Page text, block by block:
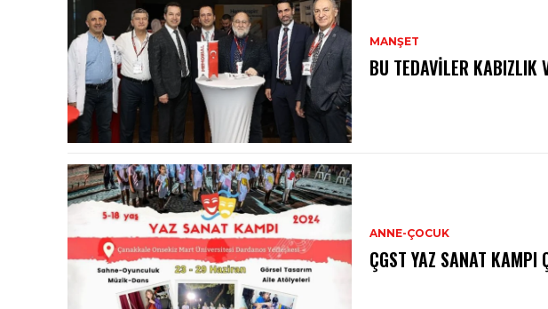
MANŞET
BU TEDAVILER KABIZLIK
ANNE-ÇOCUK
ÇGST YAZ SANAT KAMPI